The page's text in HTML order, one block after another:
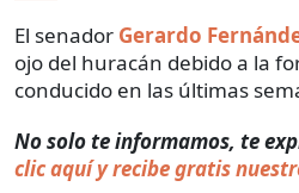
El senador Gerardo
ojo del huracán debido a la
conducido en las últimas
No solo te informamos, te
clic aquí y recibe gratis